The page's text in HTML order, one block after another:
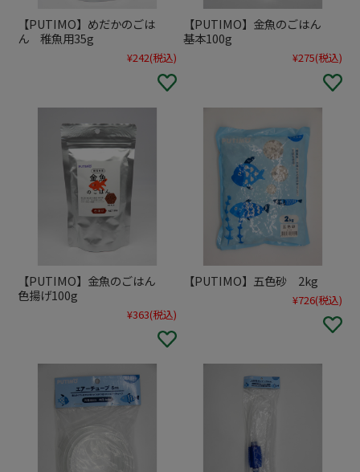
【PUTIMO】めだかのごは
ん 稚魚用35g
¥242(税込)
【PUTIMO】金魚のごはん
基本100g
¥275(税込)
【PUTIMO】金魚のごはん
色揚げ100g
¥363(税込)
【PUTIMO】五色砂 2kg
¥726(税込)